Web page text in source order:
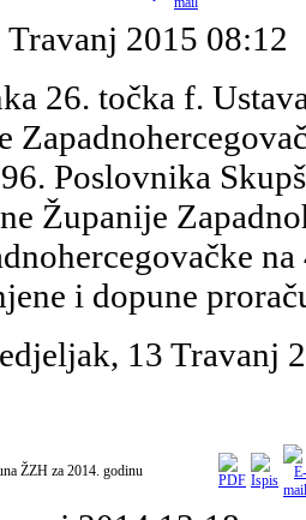
2015 08:12
26. točka f.
Poslovnika
Županije
i dopune
13 Travanj
ŽZH za 2014. godinu